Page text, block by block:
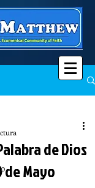
de Dios
de Mayo